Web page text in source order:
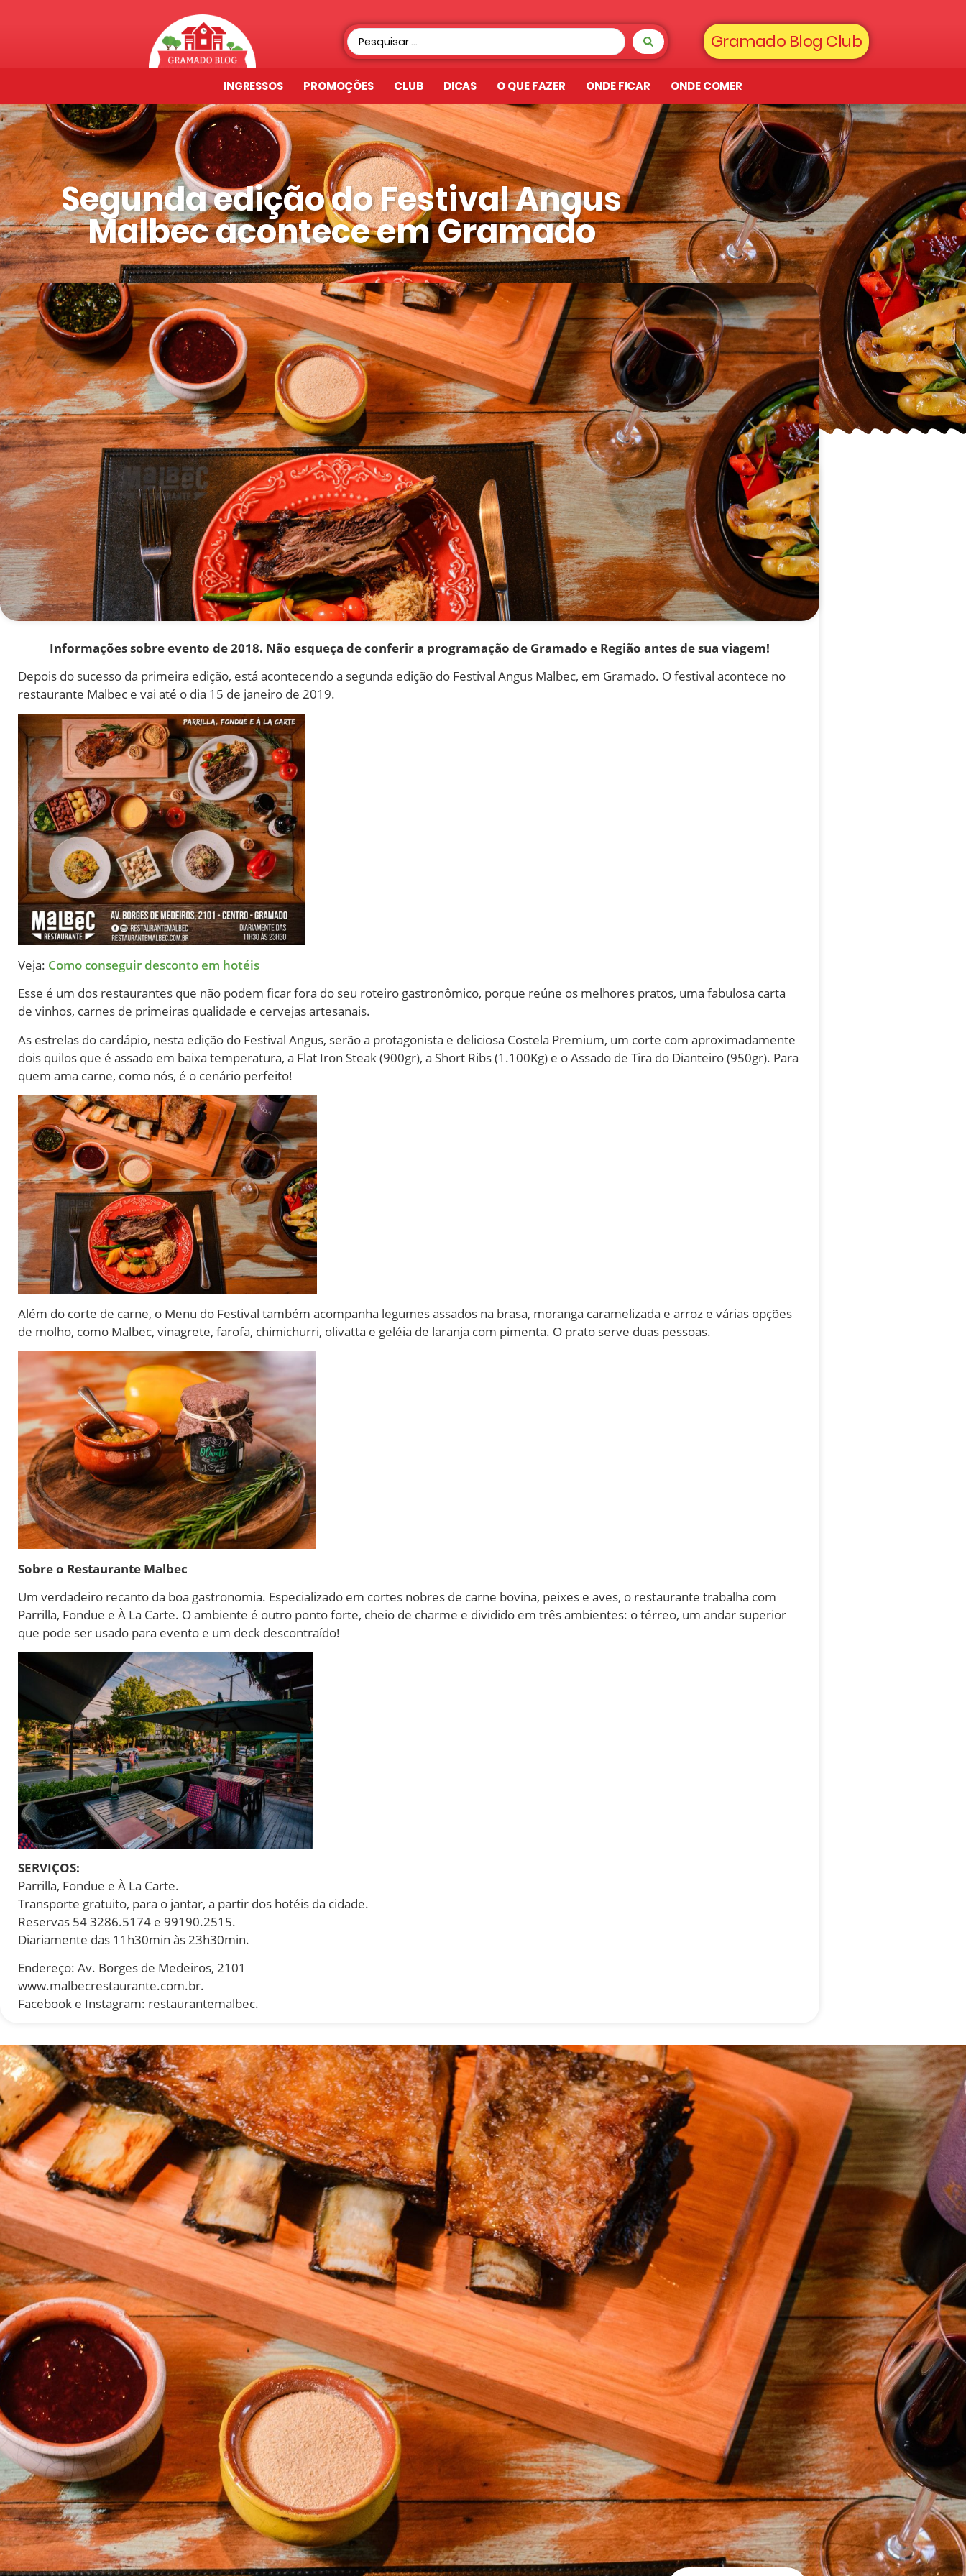
Gramado Blog Club
INGRESSOS PROMOÇÕES CLUB DICAS O QUE FAZER ONDE FICAR ONDE COMER
Segunda edição do Festival Angus
Malbec acontece em Gramado
Informações sobre evento de 2018. Não esqueça de conferir a programação de Gramado e Região antes de sua viagem!
Depois do sucesso da primeira edição, está acontecendo a segunda edição do Festival Angus Malbec, em Gramado. O festival acontece no
restaurante Malbec e vai até o dia 15 de janeiro de 2019.
Veja: Como conseguir desconto em hotéis
Esse é um dos restaurantes que não podem ficar fora do seu roteiro gastronômico, porque reúne os melhores pratos, uma fabulosa carta
de vinhos, carnes de primeiras qualidade e cervejas artesanais.
As estrelas do cardápio, nesta edição do Festival Angus, serão a protagonista e deliciosa Costela Premium, um corte com aproximadamente
dois quilos que é assado em baixa temperatura, a Flat Iron Steak (900gr), a Short Ribs (1.100Kg) e o Assado de Tira do Dianteiro (950gr). Para
quem ama carne, como nós, é o cenário perfeito!
Além do corte de carne, o Menu do Festival também acompanha legumes assados na brasa, moranga caramelizada e arroz e várias opções
de molho, como Malbec, vinagrete, farofa, chimichurri, olivatta e geléia de laranja com pimenta. O prato serve duas pessoas.
Sobre o Restaurante Malbec
Um verdadeiro recanto da boa gastronomia. Especializado em cortes nobres de carne bovina, peixes e aves, o restaurante trabalha com
Parrilla, Fondue e À La Carte. O ambiente é outro ponto forte, cheio de charme e dividido em três ambientes: o térreo, um andar superior
que pode ser usado para evento e um deck descontraído!
SERVIÇOS:
Parrilla, Fondue e À La Carte.
Transporte gratuito, para o jantar, a partir dos hotéis da cidade.
Reservas 54 3286.5174 e 99190.2515.
Diariamente das 11h30min às 23h30min.
Endereço: Av. Borges de Medeiros, 2101
www.malbecrestaurante.com.br.
Facebook e Instagram: restaurantemalbec.